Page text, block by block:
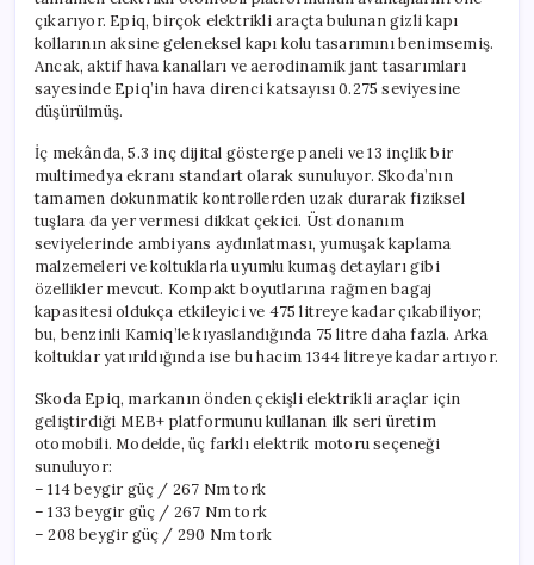
çıkarıyor. Epiq, birçok elektrikli araçta bulunan gizli kapı
kollarının aksine geleneksel kapı kolu tasarımını benimsemiş.
Ancak, aktif hava kanalları ve aerodinamik jant tasarımları
sayesinde Epiq’in hava direnci katsayısı 0.275 seviyesine
düşürülmüş.
İç mekânda, 5.3 inç dijital gösterge paneli ve 13 inçlik bir
multimedya ekranı standart olarak sunuluyor. Skoda’nın
tamamen dokunmatik kontrollerden uzak durarak fiziksel
tuşlara da yer vermesi dikkat çekici. Üst donanım
seviyelerinde ambiyans aydınlatması, yumuşak kaplama
malzemeleri ve koltuklarla uyumlu kumaş detayları gibi
özellikler mevcut. Kompakt boyutlarına rağmen bagaj
kapasitesi oldukça etkileyici ve 475 litreye kadar çıkabiliyor;
bu, benzinli Kamiq’le kıyaslandığında 75 litre daha fazla. Arka
koltuklar yatırıldığında ise bu hacim 1344 litreye kadar artıyor.
Skoda Epiq, markanın önden çekişli elektrikli araçlar için
geliştirdiği MEB+ platformunu kullanan ilk seri üretim
otomobili. Modelde, üç farklı elektrik motoru seçeneği
sunuluyor:
– 114 beygir güç / 267 Nm tork
– 133 beygir güç / 267 Nm tork
– 208 beygir güç / 290 Nm tork